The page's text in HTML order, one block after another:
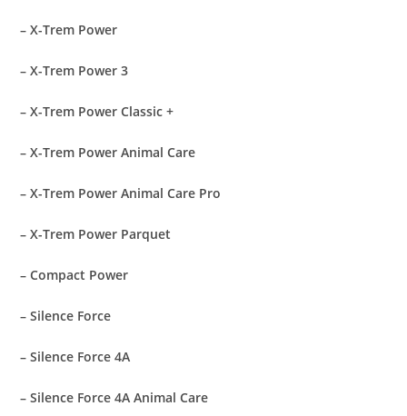
– X-Trem Power
– X-Trem Power 3
– X-Trem Power Classic +
– X-Trem Power Animal Care
– X-Trem Power Animal Care Pro
– X-Trem Power Parquet
– Compact Power
– Silence Force
– Silence Force 4A
– Silence Force 4A Animal Care